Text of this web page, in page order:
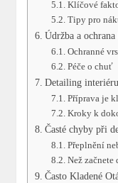
Klíčové
Tipy pro
Údržba a
Ochranné
Péče ‌o chuť
Detailing
Příprava je‍
Kroky ‍k
Časté chyby‍ při
Přeplnění
Než​
Často Kladené